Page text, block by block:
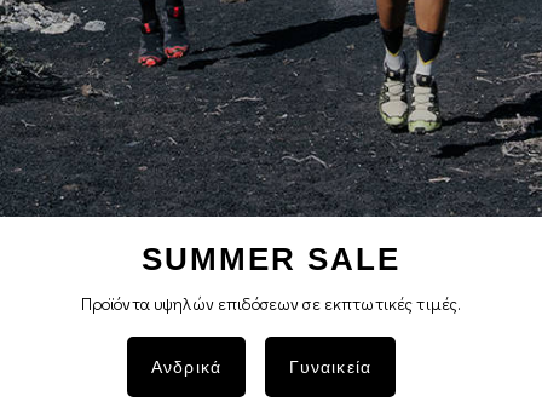
SUMMER SALE
Προϊόντα υψηλών επιδόσεων σε εκπτωτικές τιμές.
Ανδρικά Γυναικεία